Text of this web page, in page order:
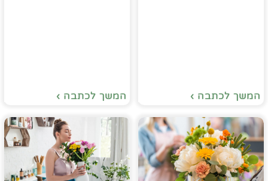
המשך לכתבה › המשך לכתבה ›